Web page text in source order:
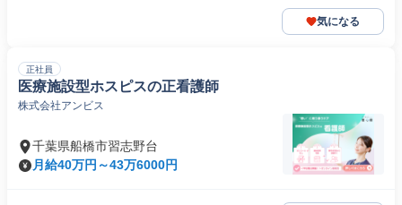
気になる
正社員
医療施設型ホスピスの正看護師
株式会社アンビス
千葉県船橋市習志野台
月給40万円～43万6000円